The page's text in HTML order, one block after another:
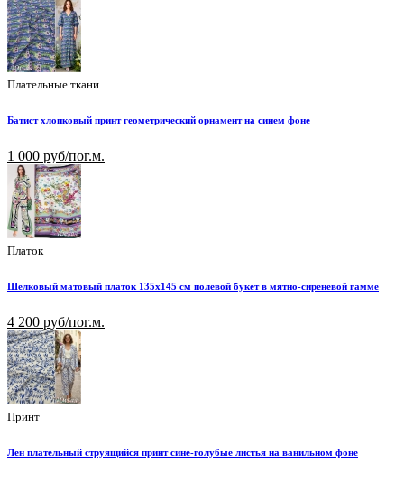
Плательные ткани
Батист хлопковый принт геометрический орнамент на синем фоне
1 000 руб/пог.м.
Платок
Шелковый матовый платок 135х145 см полевой букет в мятно-сиреневой гамме
4 200 руб/пог.м.
Принт
Лен плательный струящийся принт сине-голубые листья на ванильном фоне